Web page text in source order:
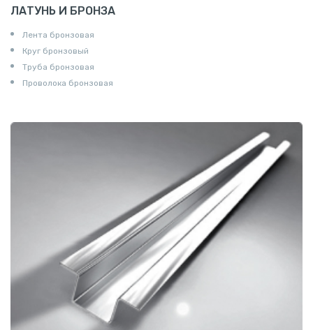
ЛАТУНЬ И БРОНЗА
Лента бронзовая
Круг бронзовый
Труба бронзовая
Проволока бронзовая